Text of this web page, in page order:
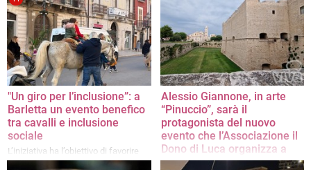
numerosi seminari e convegni su
temi di grande attualità e rilevanza
Aut, Croce Rossa e CIF
"Un giro per l’inclusione”: a
Barletta un evento benefico
tra cavalli e inclusione
sociale
L’iniziativa ha l’obiettivo di favorire
l’interazione terapeutica
Alessio Giannone, in arte
“Pinuccio”, sarà il
protagonista del nuovo
evento che l’Associazione il
Dono di Luca organizza a
Barletta